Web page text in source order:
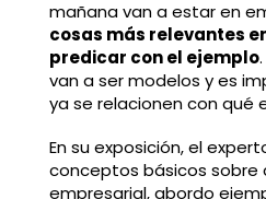
mañana van a estar en
cosas más relevantes
predicar con el ejemplo
van a ser modelos y es
ya se relacionen con qué
En su exposición, el
conceptos básicos sobre
empresarial, abordo